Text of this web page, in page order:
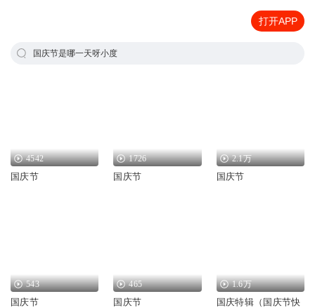
打开APP
国庆节是哪一天呀小度
4542
国庆节
1726
国庆节
2.1万
国庆节
543
国庆节
465
国庆节
1.6万
国庆特辑（国庆节快